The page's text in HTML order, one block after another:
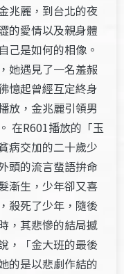
兆麗，到台北的夜
的愛情以及親身體
己是如何的相像。
她遇見了一名羞赧
憶起曾經互定終身
放，金兆麗引領男
在R601播放的「玉
病交加的二十歲少
頭的流言蜚語拚命
漸生，少年卻又喜
殺死了少年，隨後
，其悲慘的結局撼
，「金大班的最後
的是以悲劇作結的